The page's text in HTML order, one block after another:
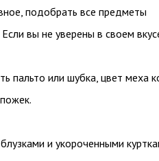
подобрать все предметы
вы не уверены в своем
пальто или шубка, цвет меха
и укороченными